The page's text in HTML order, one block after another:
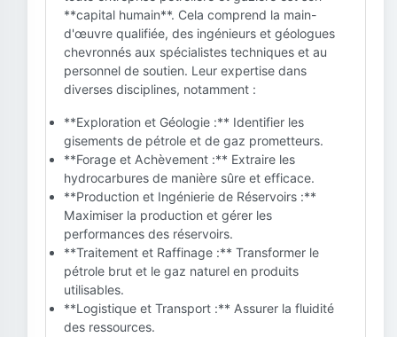
**capital humain**. Cela comprend la main-
d'œuvre qualifiée, des ingénieurs et géologues
chevronnés aux spécialistes techniques et au
personnel de soutien. Leur expertise dans
diverses disciplines, notamment :
**Exploration et Géologie :** Identifier les
gisements de pétrole et de gaz prometteurs.
**Forage et Achèvement :** Extraire les
hydrocarbures de manière sûre et efficace.
**Production et Ingénierie de Réservoirs :**
Maximiser la production et gérer les
performances des réservoirs.
**Traitement et Raffinage :** Transformer le
pétrole brut et le gaz naturel en produits
utilisables.
**Logistique et Transport :** Assurer la fluidité
des ressources.